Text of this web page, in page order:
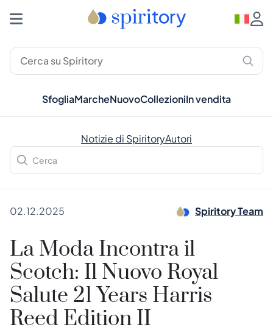
SfogliaMarcheNuovoCollezioniIn vendita
Notizie di SpiritoryAutori
02.12.2025 Spiritory Team
La Moda Incontra il
Scotch: Il Nuovo Royal
Salute 21 Years Harris
Reed Edition II